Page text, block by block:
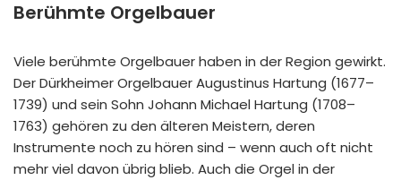
Berühmte Orgelbauer
Viele berühmte Orgelbauer haben in der Region gewirkt.
Der Dürkheimer Orgelbauer Augustinus Hartung (1677–
1739) und sein Sohn Johann Michael Hartung (1708–
1763) gehören zu den älteren Meistern, deren
Instrumente noch zu hören sind – wenn auch oft nicht
mehr viel davon übrig blieb. Auch die Orgel in der